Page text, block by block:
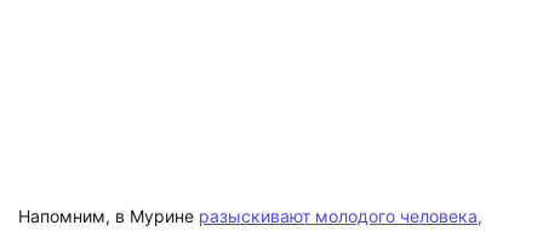
Напомним, в Мурине разыскивают молодого человека,